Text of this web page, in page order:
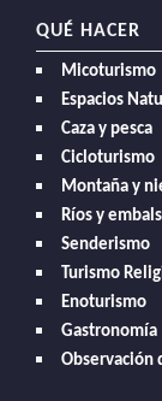
QUÉ HACER
Micoturismo
Espacios
Caza y pesca
Cicloturismo
Montaña y
Ríos y
Senderismo
Turismo
Enoturismo
Gastronomía
Observación